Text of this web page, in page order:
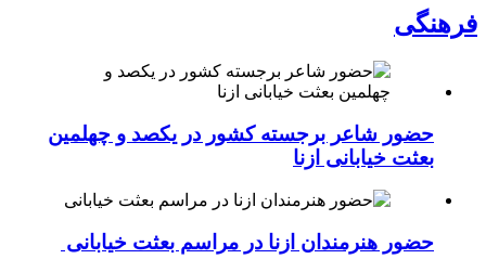
فرهنگی
حضور شاعر برجسته کشور در یکصد و چهلمین
بعثت خیابانی ازنا
حضور هنرمندان ازنا در مراسم بعثت خیابانی